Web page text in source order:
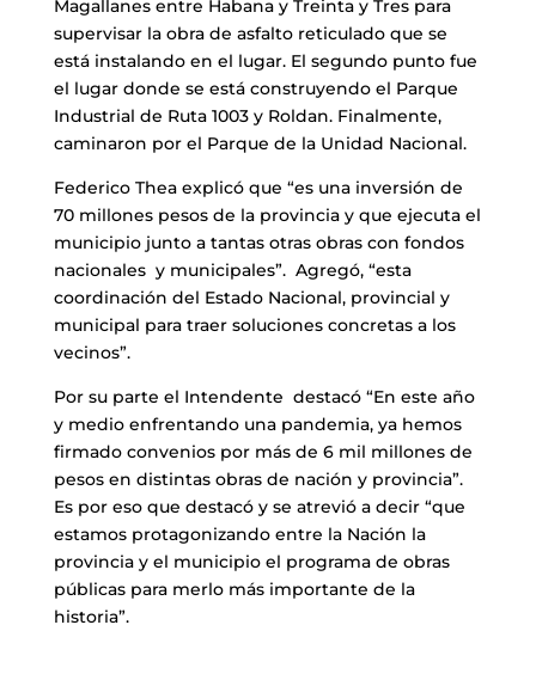
Magallanes entre Habana y Treinta y Tres para
supervisar la obra de asfalto reticulado que se
está instalando en el lugar. El segundo punto fue
el lugar donde se está construyendo el Parque
Industrial de Ruta 1003 y Roldan. Finalmente,
caminaron por el Parque de la Unidad Nacional.
Federico Thea explicó que “es una inversión de
70 millones pesos de la provincia y que ejecuta el
municipio junto a tantas otras obras con fondos
nacionales y municipales”. Agregó, “esta
coordinación del Estado Nacional, provincial y
municipal para traer soluciones concretas a los
vecinos”.
Por su parte el Intendente destacó “En este año
y medio enfrentando una pandemia, ya hemos
firmado convenios por más de 6 mil millones de
pesos en distintas obras de nación y provincia”.
Es por eso que destacó y se atrevió a decir “que
estamos protagonizando entre la Nación la
provincia y el municipio el programa de obras
públicas para merlo más importante de la
historia”.